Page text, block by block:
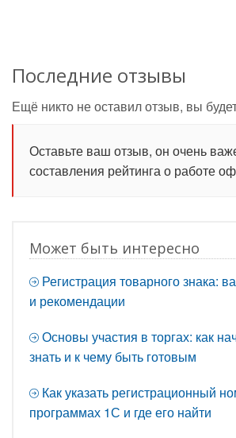
Последние отзывы
Ещё никто не оставил отзыв, вы
Оставьте ваш отзыв, он очень
составления рейтинга о работе
Может быть интересно
Регистрация товарного знака:
и рекомендации
Основы участия в торгах: как
знать и к чему быть готовым
Как указать регистрационный
программах 1С и где его найти